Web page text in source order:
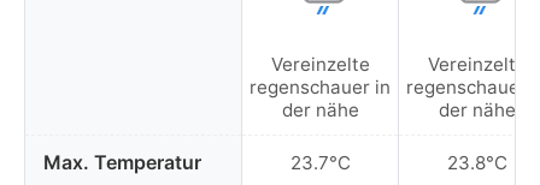
Max. Temperatur
Vereinzelte
regenschauer in
der nähe
23.7°C
Vereinzelte
regenschauer
der nähe
23.8°C